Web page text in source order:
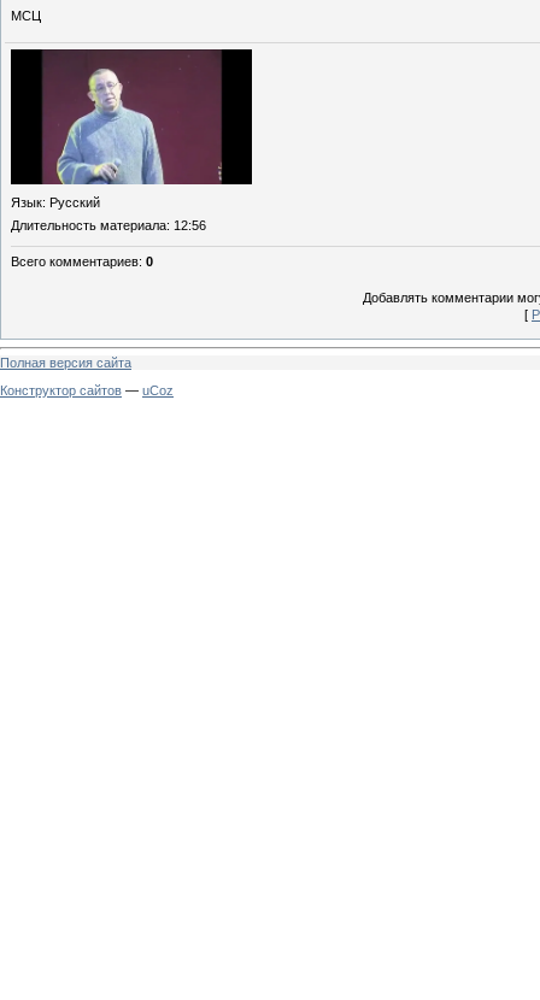
МСЦ
Язык: Русский
Длительность материала: 12:56
Всего комментариев: 0
Добавлять комментарии
[
Полная версия сайта
Конструктор сайтов — uCoz